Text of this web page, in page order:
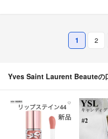
1 2
Yves Saint Laurent Beauteの